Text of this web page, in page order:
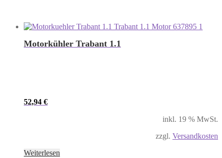
Motorkühler Trabant 1.1
52,94 €
inkl. 19 % MwSt.
zzgl. Versandkosten
Weiterlesen